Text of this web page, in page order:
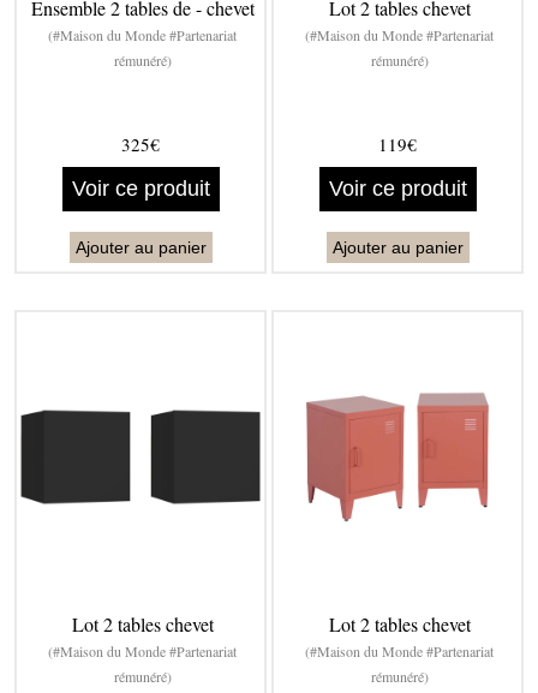
Ensemble 2 tables de - chevet
(#Maison du Monde #Partenariat
rémunéré)
325€
Voir ce produit
Ajouter au panier
Lot 2 tables chevet
(#Maison du Monde #Partenariat
rémunéré)
119€
Voir ce produit
Ajouter au panier
Lot 2 tables chevet
(#Maison du Monde #Partenariat
rémunéré)
Lot 2 tables chevet
(#Maison du Monde #Partenariat
rémunéré)